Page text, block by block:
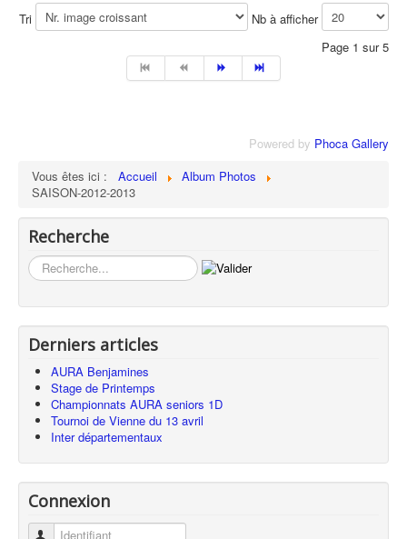
Tri
Nb à afficher
Page 1 sur 5
Powered by Phoca Gallery
Vous êtes ici :
Accueil
Album Photos
SAISON-2012-2013
Recherche
Rechercher
Derniers articles
AURA Benjamines
Stage de Printemps
Championnats AURA seniors 1D
Tournoi de Vienne du 13 avril
Inter départementaux
Connexion
Identifiant